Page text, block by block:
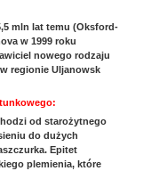
mln lat temu (Oksford-
w 1999 roku
nowego rodzaju
w regionie Uljanowsk
od starożytnego
do dużych
Epitet
plemienia, które